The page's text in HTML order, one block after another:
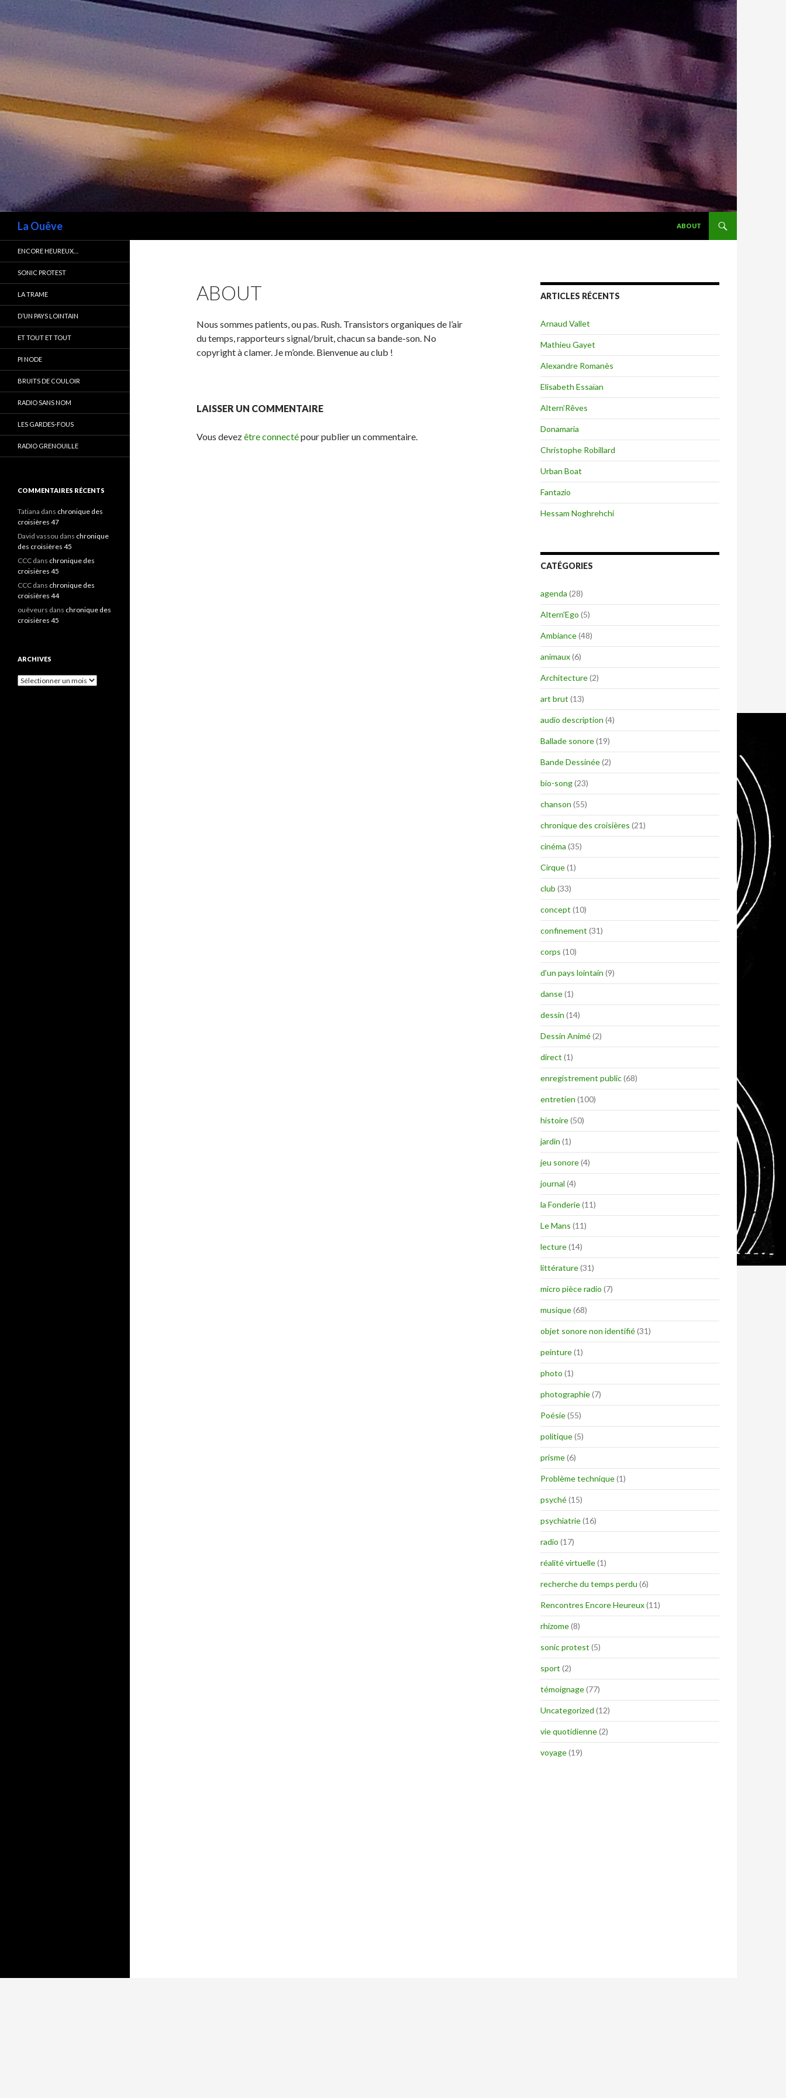
La Ouêve
ABOUT
ABOUT
Nous sommes patients, ou pas. Rush. Transistors organiques de l’air
du temps, rapporteurs signal/bruit, chacun sa bande-son. No
copyright à clamer. Je m’onde. Bienvenue au club !
LAISSER UN COMMENTAIRE
Vous devezêtre connectépour publier un commentaire.
ARTICLES RÉCENTS
Arnaud Vallet
Mathieu Gayet
Alexandre Romanès
Elisabeth Essaïan
Altern’Rêves
Donamaria
Christophe Robillard
Urban Boat
Fantazio
Hessam Noghrehchi
CATÉGORIES
agenda (28)
Altern'Ego (5)
Ambiance(48)
animaux(6)
Architecture(2)
art brut (13)
audio description (4)
Ballade sonore(19)
Bande Dessinée(2)
bio-song(23)
chanson (55)
chronique des croisières (21)
cinéma (35)
Cirque(1)
club (33)
concept (10)
confinement (31)
corps (10)
d'un pays lointain (9)
danse(1)
dessin (14)
Dessin Animé(2)
direct (1)
enregistrement public(68)
entretien (100)
histoire(50)
jardin (1)
jeu sonore(4)
journal (4)
la Fonderie(11)
Le Mans (11)
lecture(14)
littérature(31)
micro pièce radio (7)
musique(68)
objet sonore non identifié(31)
peinture(1)
photo (1)
photographie(7)
Poésie(55)
politique(5)
prisme(6)
Problème technique(1)
psyché(15)
psychiatrie(16)
radio (17)
réalité virtuelle(1)
recherche du temps perdu (6)
Rencontres Encore Heureux(11)
rhizome(8)
sonic protest (5)
sport (2)
témoignage(77)
Uncategorized (12)
vie quotidienne(2)
voyage(19)
ENCORE HEUREUX…
SONIC PROTEST
LA TRAME
D’UN PAYS LOINTAIN
ET TOUT ET TOUT
PI NODE
BRUITS DE COULOIR
RADIO SANS NOM
LES GARDES-FOUS
RADIO GRENOUILLE
COMMENTAIRES RÉCENTS
Tatiana dans chronique des
croisières 47
David vassou dans chronique
des croisières 45
CCC dans chronique des
croisières 45
CCC dans chronique des
croisières 44
ouêveurs dans chronique des
croisières 45
ARCHIVES
A